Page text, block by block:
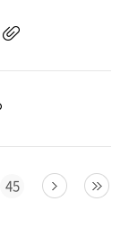
45